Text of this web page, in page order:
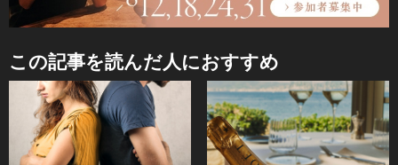
この記事を読んだ人におすすめ